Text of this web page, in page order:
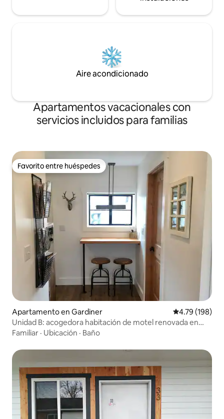
Aire acondicionado
Apartamentos vacacionales con
servicios incluidos para familias
Favorito entre huéspedes
Favorito entre huéspedes
Apartamento en Gardiner Calificación
4.79 (198)
Unidad B: acogedora habitación de motel renovada en
Gardiner
Familiar · Ubicación · Baño